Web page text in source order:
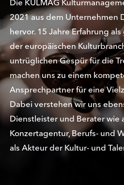
Die KULMAG
2021 aus dem Unternehmen
hervor. 15 Jahre Erfahrung
der europäischen
untrüglichen Gespür für die
machen uns zu einem
Ansprechpartner für eine
Dabei verstehen wir uns
Dienstleister und Berater wie
Konzertagentur, Berufs- und
als Akteur der Kultur- und